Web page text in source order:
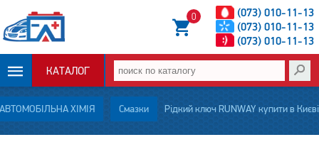
(073) 010-11-13
(073) 010-11-13
(073) 010-11-13
0
КАТАЛОГ
ОПЛАТА И
ДОСТАВКА
АВТОМОБІЛЬНА ХІМІЯ Смазки Рідкий ключ RUNWAY купити в Києві